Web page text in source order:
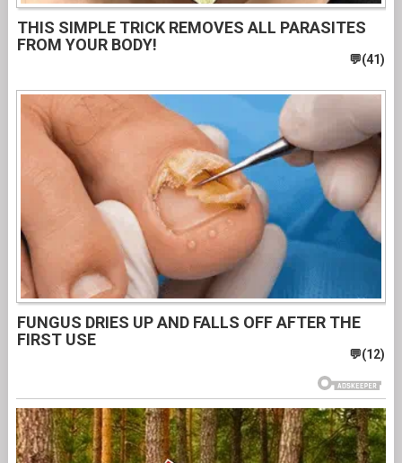
THIS SIMPLE TRICK REMOVES ALL PARASITES
FROM YOUR BODY!
FUNGUS DRIES UP AND FALLS OFF AFTER THE
FIRST USE